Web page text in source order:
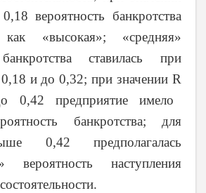
вероятность банкротства
как «высокая»; «средняя»
ставилась при
и до 0,32; при значенииR
предприятие имело
банкротства; для
0,42 предполагалась
вероятность наступления